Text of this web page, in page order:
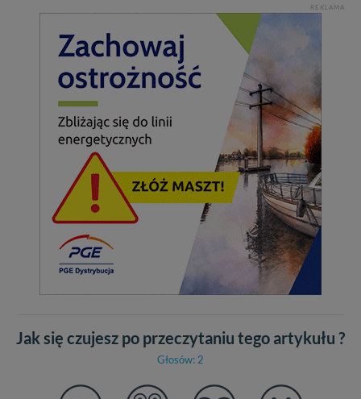
REKLAMA
Jak się czujesz po przeczytaniu tego artykułu ?
Głosów: 2